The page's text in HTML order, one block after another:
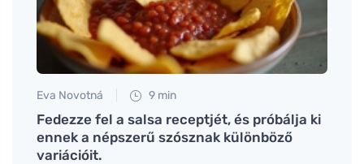
Eva Novotná 9 min
Fedezze fel a salsa receptjét, és próbálja ki
ennek a népszerű szósznak különböző
variációit.